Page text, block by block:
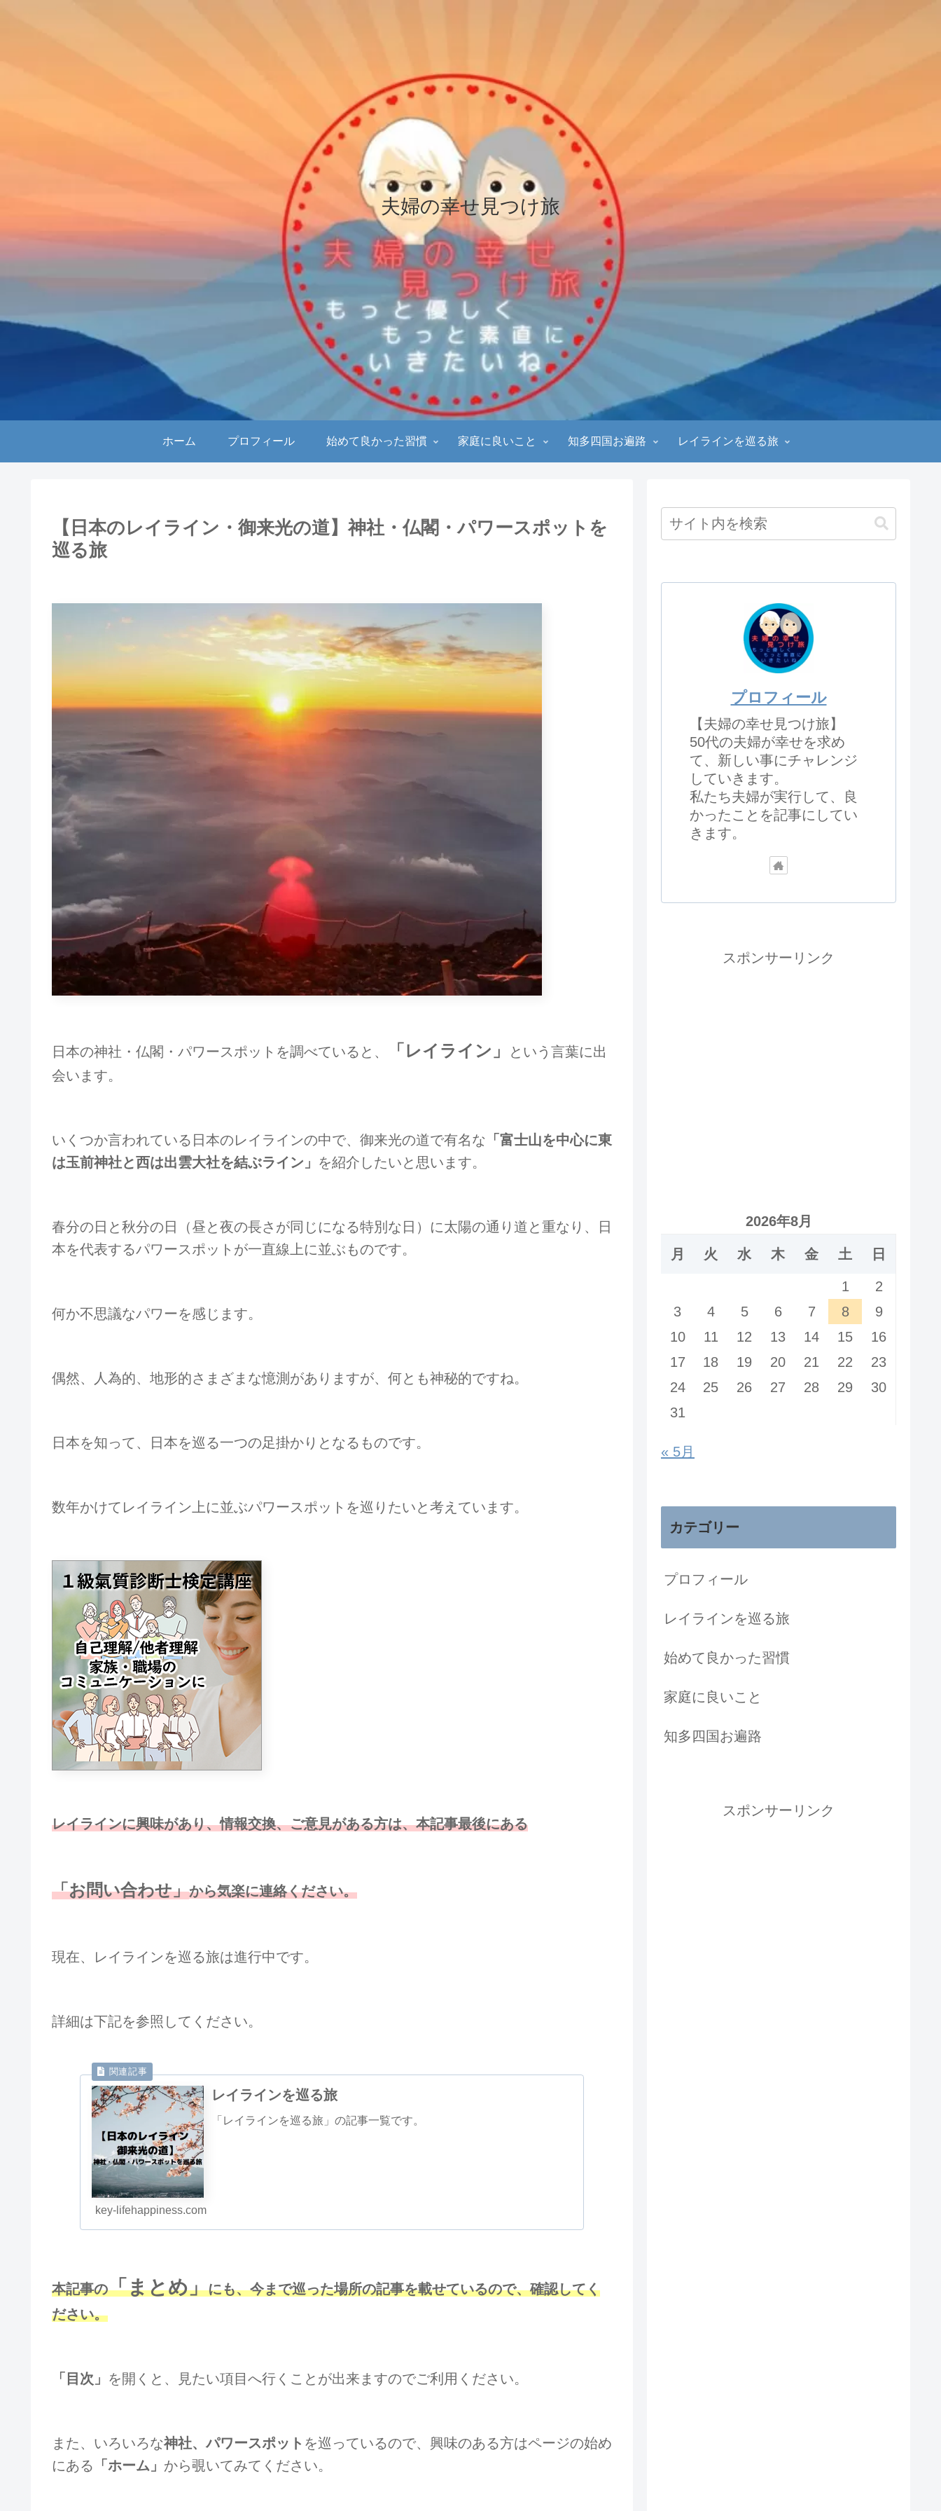
夫婦の幸せ見つけ旅
ホーム プロフィール 始めて良かった習慣 家庭に良いこと 知多四国お遍路 レイラインを巡る旅
【日本のレイライン・御来光の道】神社・仏閣・パワースポットを
巡る旅
日本の神社・仏閣・パワースポットを調べていると、 「レイライン」
という言葉に出
会います。
いくつか言われている日本のレイラインの中で、御来光の道で有名な 「富士山を中心に東
は玉前神社と西は出雲大社を結ぶライン」 を紹介したいと思います。
春分の日と秋分の日（昼と夜の長さが同じになる特別な日）に太陽の通り道と重なり、日
本を代表するパワースポットが一直線上に並ぶものです。
何か不思議なパワーを感じます。
偶然、人為的、地形的さまざまな憶測がありますが、何とも神秘的ですね。
日本を知って、日本を巡る一つの足掛かりとなるものです。
数年かけてレイライン上に並ぶパワースポットを巡りたいと考えています。
レイラインに興味があり、情報交換、ご意見がある方は、本記事最後にある
「お問い合わせ」から気楽に連絡ください。
現在、レイラインを巡る旅は進行中です。
詳細は下記を参照してください。
レイラインを巡る旅
「レイラインを巡る旅」の記事一覧です。
key-lifehappiness.com
本記事の「まとめ」にも、今まで巡った場所の記事を載せているので、確認してく
ださい。
「目次」 を開くと、見たい項目へ行くことが出来ますのでご利用ください。
また、いろいろな神社、パワースポット を巡っているので、興味のある方はページの始め
にある 「ホーム」 から覗いてみてください。
プロフィール
【夫婦の幸せ見つけ旅】
50代の夫婦が幸せを求め
て、新しい事にチャレンジ
していきます。
私たち夫婦が実行して、良
かったことを記事にしてい
きます。
スポンサーリンク
2026年8月
月 火 水 木 金 土 日
1
2
3
4 5 6 7 8
9
10
11 12 13 14 15
16
17
18 19 20 21 22
23
24
25 26 27 28 29
30
31
« 5月
カテゴリー
プロフィール
レイラインを巡る旅
始めて良かった習慣
家庭に良いこと
知多四国お遍路
スポンサーリンク